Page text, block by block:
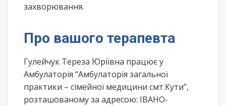
захворювання.
Про вашого терапевта
Гулейчук Тереза Юріївна працює у
Амбулаторія “Амбулаторія загальної
практики – сімейної медицини смт.Кути”,
розташованому за адресою: ІВАНО-